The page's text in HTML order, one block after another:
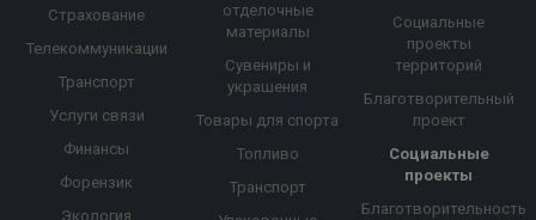
Страхование
Телекоммуникации
Транспорт
Услуги связи
Финансы
Форензик
Экология
отделочные
материалы
Сувениры и
украшения
Товары для спорта
Топливо
Транспорт
Социальные
проекты
территорий
Благотворительный
проект
Социальные
проекты
Благотворительность